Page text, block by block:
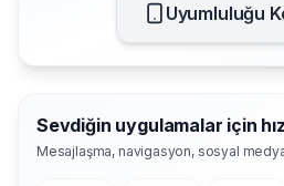
Uyumluluğu
Sevdiğin uygulamalar için
Mesajlaşma, navigasyon, sosyal